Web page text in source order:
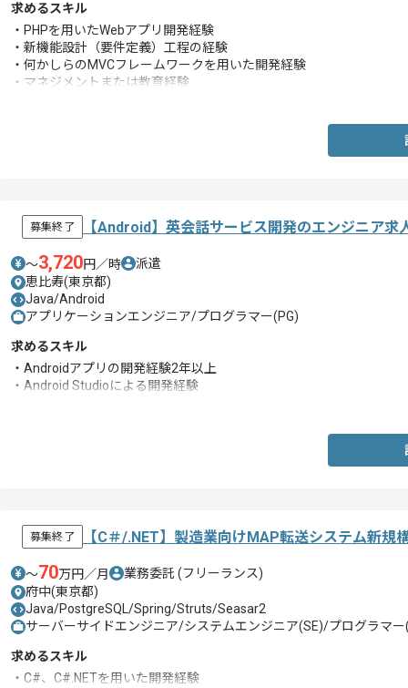
求めるスキル
・PHPを用いたWebアプリ開発経験
・新機能設計（要件定義）工程の経験
・何かしらのMVCフレームワークを用いた開発経験
・マネジメントまたは教育経験
募集終了 【Android】英会話サービス開発のエンジニア求
〜3,720円／時
派遣
恵比寿(東京都)
Java/Android
アプリケーションエンジニア/プログラマー(PG)
求めるスキル
・Androidアプリの開発経験2年以上
・Android Studioによる開発経験
募集終了 【C＃/.NET】製造業向けMAP転送システム新規
〜70万円／月 業務委託 (フリーランス)
府中(東京都)
Java/PostgreSQL/Spring/Struts/Seasar2
サーバーサイドエンジニア/システムエンジニア(SE)/プログラマー
求めるスキル
・C#、C#.NETを用いた開発経験